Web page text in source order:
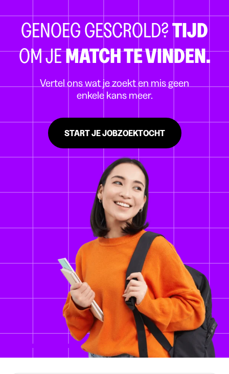
GENOEG GESCROLD?TIJD
OM JEMATCH TE VINDEN.
Vertel ons wat je zoekt en mis geen
enkele kans meer.
START JE JOBZOEKTOCHT